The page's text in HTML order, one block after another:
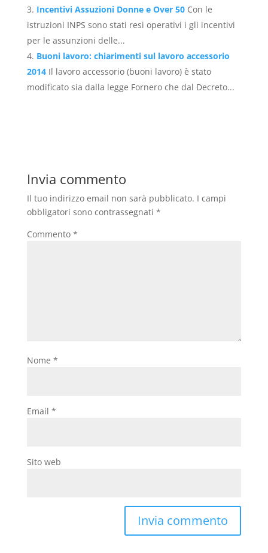
Incentivi Assuzioni Donne e Over 50 Con le
istruzioni INPS sono stati resi operativi i gli incentivi
per le assunzioni delle...
Buoni lavoro: chiarimenti sul lavoro accessorio
2014 Il lavoro accessorio (buoni lavoro) è stato
modificato sia dalla legge Fornero che dal Decreto...
Invia commento
Il tuo indirizzo email non sarà pubblicato. I campi
obbligatori sono contrassegnati *
Commento *
Nome *
Email *
Sito web